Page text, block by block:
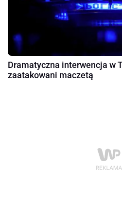
Dramatyczna interwencja w
zaatakowani maczetą